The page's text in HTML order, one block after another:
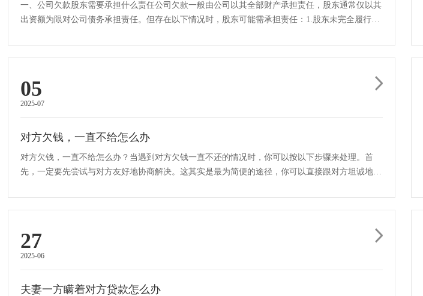
一、公司欠款股东需要承担什么责任公司欠款一般由公司以其全部财产承担责任，股东通常仅以其
出资额为限对公司债务承担责任。但存在以下情况时，股东可能需承担责任：1.股东未完全履行出
05
2025-07
对方欠钱，一直不给怎么办
对方欠钱，一直不给怎么办？当遇到对方欠钱一直不还的情况时，你可以按以下步骤来处理。首
先，一定要先尝试与对方友好地协商解决。这其实是最为简便的途径，你可以直接跟对方坦诚地表
27
2025-06
夫妻一方瞒着对方贷款怎么办